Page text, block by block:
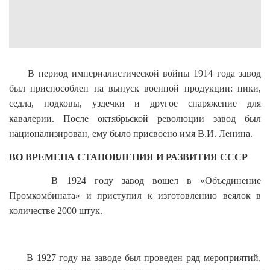
В период империалистической войны 1914 года завод
был приспособлен на выпуск военной продукции: пики,
седла, подковы, уздечки и другое снаряжение для
кавалерии. После октябрьской революции завод был
национализирован, ему было присвоено имя В.И. Ленина.
ВО ВРЕМЕНА СТАНОВЛЕНИЯ И РАЗВИТИЯ СССР
В 1924 году завод вошел в «Объединение
Промкомбината» и приступил к изготовлению веялок в
количестве 2000 штук.
В 1927 году на заводе был проведен ряд мероприятий,